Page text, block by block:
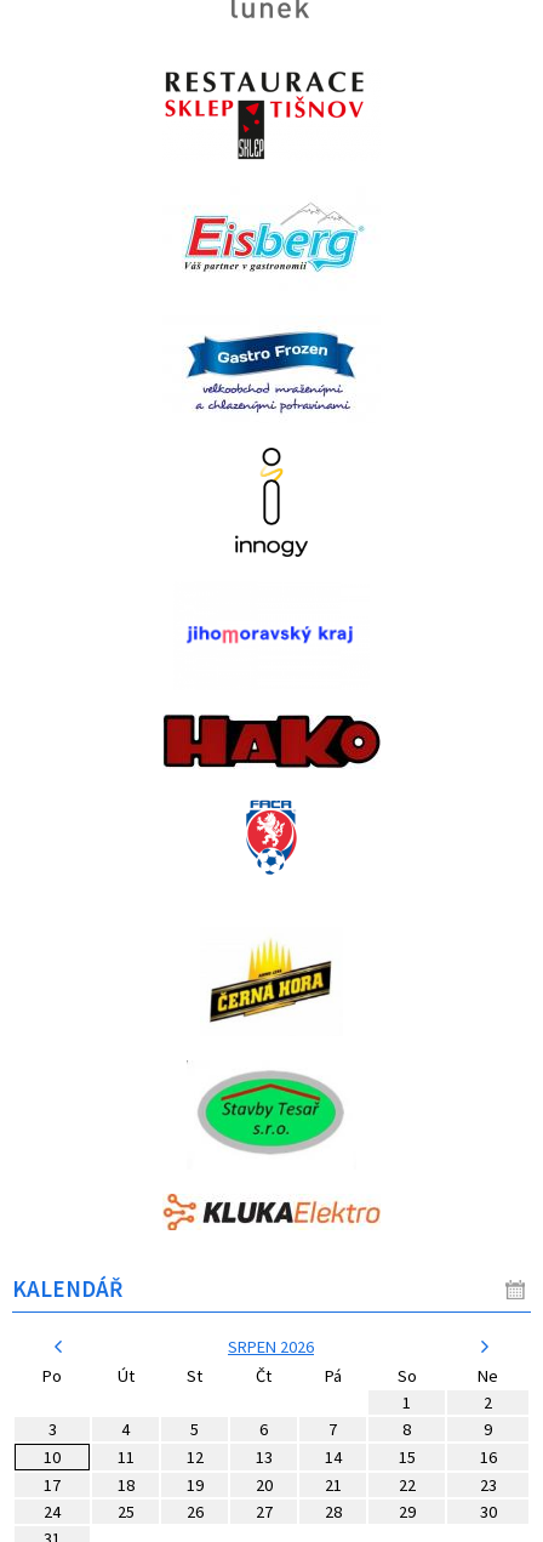
KALENDÁŘ
SRPEN 2026
Po
Út St Čt Pá So
Ne
1
2
3
4 5 6 7 8
9
10
11 12 13 14 15
16
17
18 19 20 21 22
23
24
25 26 27 28 29
30